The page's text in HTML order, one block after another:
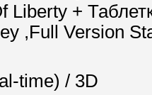
Liberty +
,Full Version
time) / 3D